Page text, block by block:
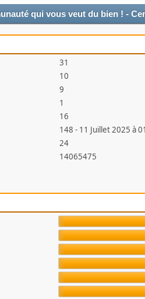
qui vous veut du bien ! -
31
10
9
1
16
148 - 11 Juillet 2025 à
24
14065475